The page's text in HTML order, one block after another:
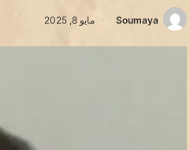
Soumaya مايو 8, 2025